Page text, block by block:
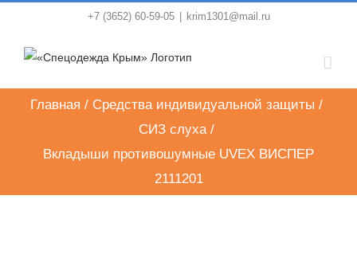
content
+7 (3652) 60-59-05 krim1301@mail.ru
Главная / Средства индивидуальной защиты /
СИЗ слуха /
Вкладыши противошумные UVEX ВИСПЕР
2111201